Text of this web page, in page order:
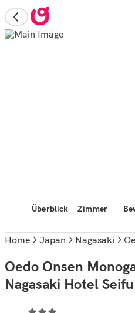
Überblick Zimmer
Home Japan Nagasaki
Oedo Onsen
Nagasaki Hotel Seifu